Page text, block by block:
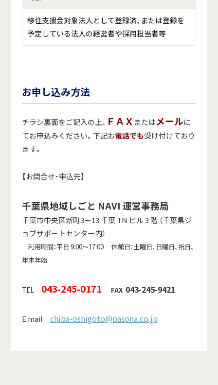
移住支援金対象法人として登録済、または登録を
予定している法人の経営者や採用担当者等
お申し込み方法
チラシ裏面をご記入の上、 ＦＡＸ またはメールに
てお申込みください。下記お電話でも受け付けており
ます。
【お問合せ・申込先】
千葉県地域しごと NAVI 運営事務局
千葉市中央区新町3ー13 千葉 TN ビル 3 階 （千葉県ジ
ョブサポートセンター内）
利用時間：平日 9:00～17:00 休館日：土曜日、日曜日、祝日、
年末年始
TEL 043-245-0171 FAX 043-245-9421
E mail chiba-oshigoto@pasona.co.jp